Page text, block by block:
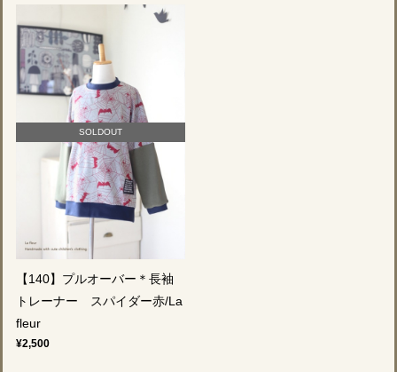
SOLDOUT
【140】プルオーバー＊長袖
トレーナー スパイダー赤/La
fleur
¥2,500